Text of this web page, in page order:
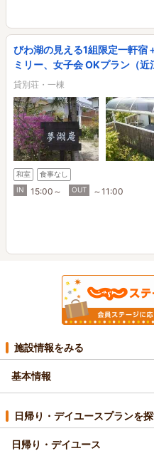
びわ湖の見える1組限定一軒宿
ミリー、女子会 OKプラン（近
貸別荘・一棟
和室
食事なし
IN
15:00～ OUT ～11:00
施設情報をみる
基本情報
日帰り・デイユースプランを
日帰り・デイユース